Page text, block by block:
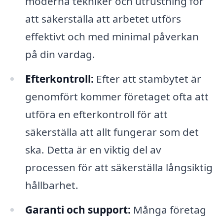
att säkerställa att arbetet utförs
effektivt och med minimal påverkan
på din vardag.
Efterkontroll: Efter att stambytet är
genomfört kommer företaget ofta att
utföra en efterkontroll för att
säkerställa att allt fungerar som det
ska. Detta är en viktig del av
processen för att säkerställa långsiktig
hållbarhet.
Garanti och support: Många företag